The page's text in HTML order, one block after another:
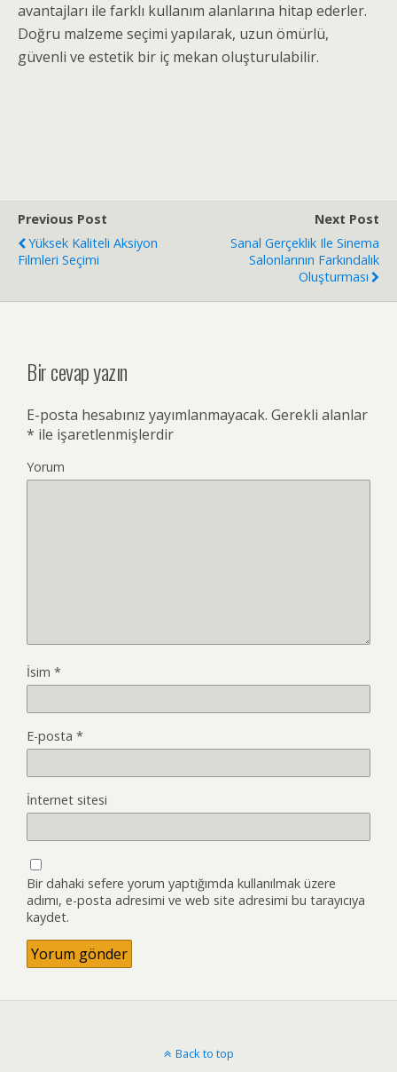
avantajları ile farklı kullanım alanlarına hitap ederler.
Doğru malzeme seçimi yapılarak, uzun ömürlü,
güvenli ve estetik bir iç mekan oluşturulabilir.
Previous Post
Yüksek Kaliteli Aksiyon
Filmleri Seçimi
Next Post
Sanal Gerçeklik Ile Sinema
Salonlarının Farkındalık
Oluşturması
Bir cevap yazın
E-posta hesabınız yayımlanmayacak. Gerekli alanlar
* ile işaretlenmişlerdir
Yorum
İsim *
E-posta *
İnternet sitesi
Bir dahaki sefere yorum yaptığımda kullanılmak üzere
adımı, e-posta adresimi ve web site adresimi bu tarayıcıya
kaydet.
Back to top